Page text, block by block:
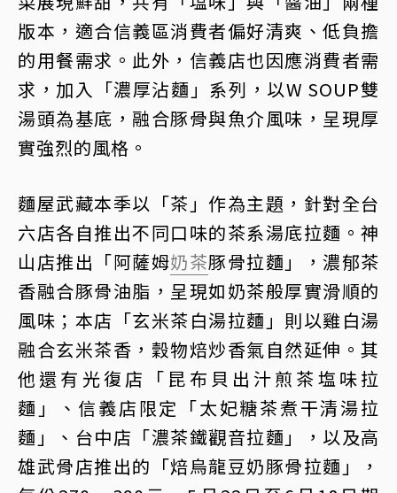
版本，適合信義區消費者偏好清爽、低負擔
的用餐需求。此外，信義店也因應消費者需
求，加入「濃厚沾麵」系列，以W SOUP雙
湯頭為基底，融合豚骨與魚介風味，呈現厚
實強烈的風格。
麵屋武藏本季以「茶」作為主題，針對全台
六店各自推出不同口味的茶系湯底拉麵。神
山店推出「阿薩姆奶茶豚骨拉麵」，濃郁茶
香融合豚骨油脂，呈現如奶茶般厚實滑順的
風味；本店「玄米茶白湯拉麵」則以雞白湯
融合玄米茶香，穀物焙炒香氣自然延伸。其
他還有光復店「昆布貝出汁煎茶塩味拉
麵」、信義店限定「太妃糖茶煮干清湯拉
麵」、台中店「濃茶鐵觀音拉麵」，以及高
雄武骨店推出的「焙烏龍豆奶豚骨拉麵」，